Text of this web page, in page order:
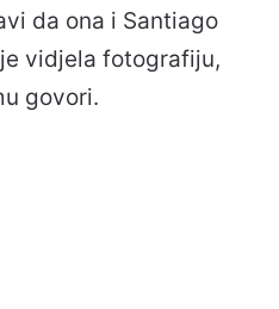
da ona i Santiago
vidjela fotografiju,
govori.